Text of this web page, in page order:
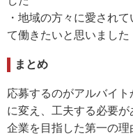
・地域の方々に愛され
て働きたいと思いました
まとめ
応募するのがアルバイ
に変え、工夫する必要が
企業を目指した第一の理